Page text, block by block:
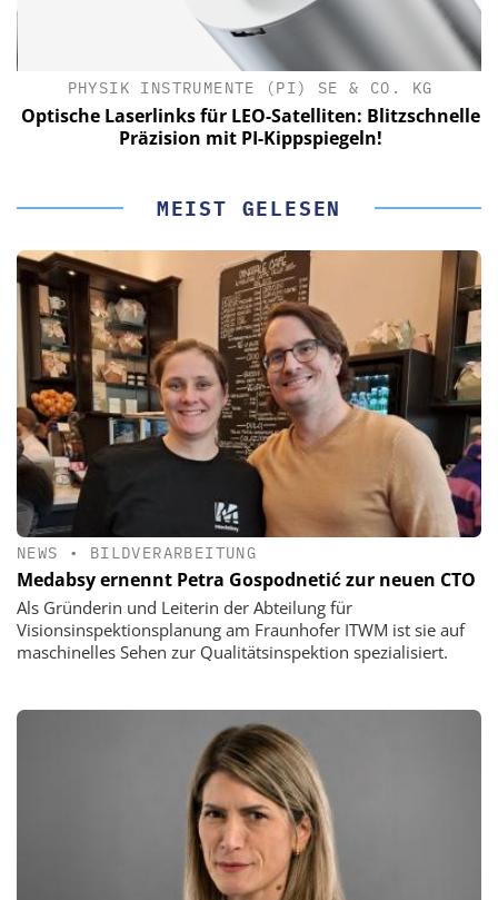
PHYSIK INSTRUMENTE (PI) SE & CO. KG
Optische Laserlinks für LEO-Satelliten: Blitzschnelle
Präzision mit PI-Kippspiegeln!
MEIST GELESEN
NEWS • BILDVERARBEITUNG
Medabsy ernennt Petra Gospodnetić zur neuen CTO
Als Gründerin und Leiterin der Abteilung für
Visionsinspektionsplanung am Fraunhofer ITWM ist sie auf
maschinelles Sehen zur Qualitätsinspektion spezialisiert.